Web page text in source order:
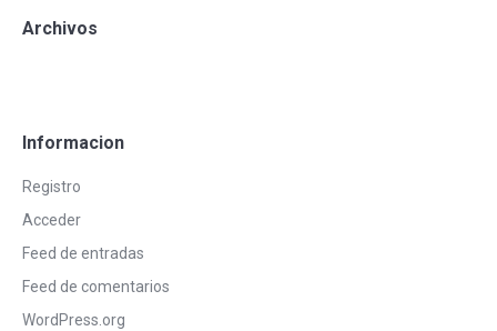
Archivos
Informacion
Registro
Acceder
Feed de entradas
Feed de comentarios
WordPress.org